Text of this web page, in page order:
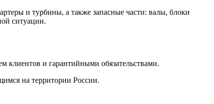
и турбины, а также запасные части: валы, блоки
ситуации.
клиентов и гарантийными обязательствами.
на территории России.